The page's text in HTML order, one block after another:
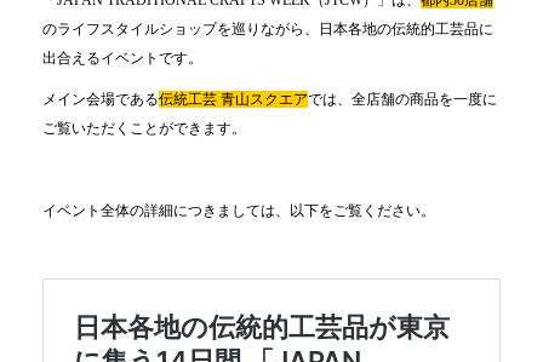
のライフスタイルショップを巡りながら、日本各地の伝統的工芸品に
出合えるイベントです。
メイン会場である伝統工芸 青山スクエアでは、全店舗の商品を一度に
ご覧いただくことができます。
イベント全体の詳細につきましては、以下をご覧ください。